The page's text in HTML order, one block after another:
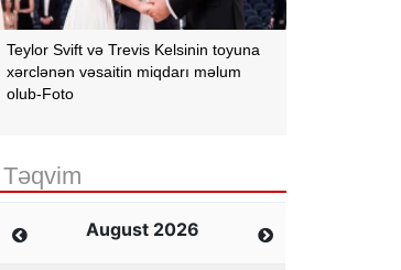
Teylor Svift və Trevis Kelsinin toyuna
xərclənən vəsaitin miqdarı məlum
olub-Foto
Təqvim
August 2026